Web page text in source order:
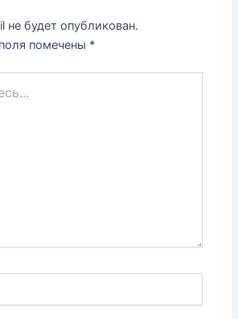
не будет опубликован.
помечены *